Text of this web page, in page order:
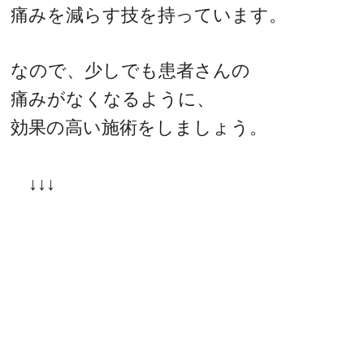
痛みを減らす技を持っています。
なので、少しでも患者さんの
痛みがなくなるように、
効果の高い施術をしましょう。
↓↓↓